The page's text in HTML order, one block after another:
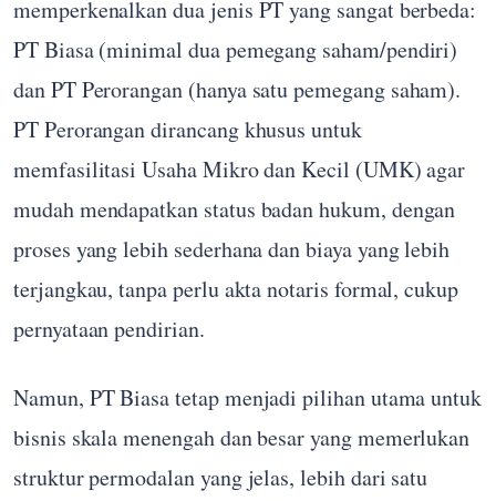
memperkenalkan dua jenis PT yang sangat berbeda:
PT Biasa (minimal dua pemegang saham/pendiri)
dan PT Perorangan (hanya satu pemegang saham).
PT Perorangan dirancang khusus untuk
memfasilitasi Usaha Mikro dan Kecil (UMK) agar
mudah mendapatkan status badan hukum, dengan
proses yang lebih sederhana dan biaya yang lebih
terjangkau, tanpa perlu akta notaris formal, cukup
pernyataan pendirian.
Namun, PT Biasa tetap menjadi pilihan utama untuk
bisnis skala menengah dan besar yang memerlukan
struktur permodalan yang jelas, lebih dari satu